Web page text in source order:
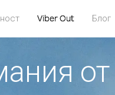
Viber Out Блог